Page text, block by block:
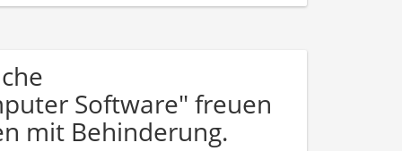
Software" freuen
mit Behinderung.